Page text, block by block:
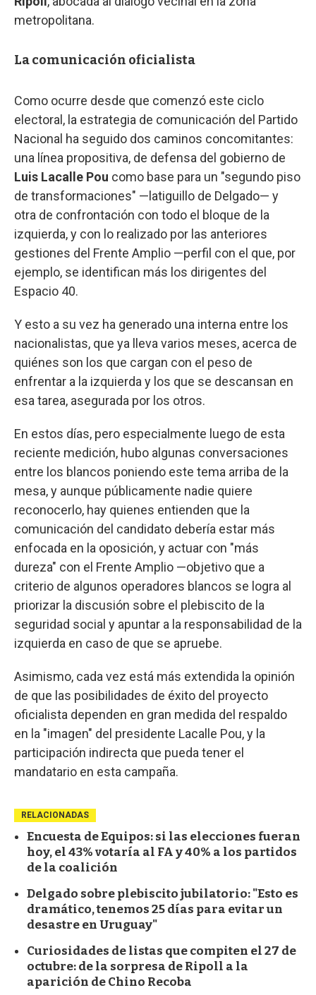
metropolitana.
La comunicación oficialista
Como ocurre desde que comenzó este ciclo
electoral, la estrategia de comunicación del Partido
Nacional ha seguido dos caminos concomitantes:
una línea propositiva, de defensa del gobierno de
Luis Lacalle Pou como base para un "segundo piso
de transformaciones" —latiguillo de Delgado— y
otra de confrontación con todo el bloque de la
izquierda, y con lo realizado por las anteriores
gestiones del Frente Amplio —perfil con el que, por
ejemplo, se identifican más los dirigentes del
Espacio 40.
Y esto a su vez ha generado una interna entre los
nacionalistas, que ya lleva varios meses, acerca de
quiénes son los que cargan con el peso de
enfrentar a la izquierda y los que se descansan en
esa tarea, asegurada por los otros.
En estos días, pero especialmente luego de esta
reciente medición, hubo algunas conversaciones
entre los blancos poniendo este tema arriba de la
mesa, y aunque públicamente nadie quiere
reconocerlo, hay quienes entienden que la
comunicación del candidato debería estar más
enfocada en la oposición, y actuar con "más
dureza" con el Frente Amplio —objetivo que a
criterio de algunos operadores blancos se logra al
priorizar la discusión sobre el plebiscito de la
seguridad social y apuntar a la responsabilidad de la
izquierda en caso de que se apruebe.
Asimismo, cada vez está más extendida la opinión
de que las posibilidades de éxito del proyecto
oficialista dependen en gran medida del respaldo
en la "imagen" del presidente Lacalle Pou, y la
participación indirecta que pueda tener el
mandatario en esta campaña.
RELACIONADAS
Encuesta de Equipos: si las elecciones fueran
hoy, el 43% votaría al FA y 40% a los partidos
de la coalición
Delgado sobre plebiscito jubilatorio: "Esto es
dramático, tenemos 25 días para evitar un
desastre en Uruguay"
Curiosidades de listas que compiten el 27 de
octubre: de la sorpresa de Ripoll a la
aparición de Chino Recoba